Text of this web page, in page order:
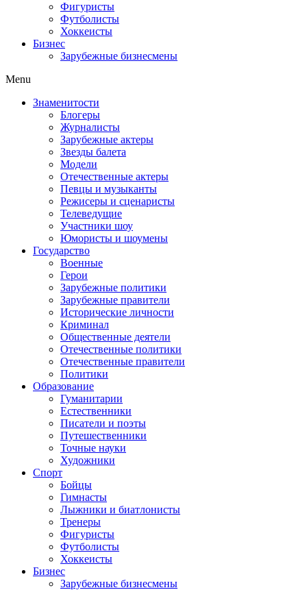
Фигуристы
Футболисты
Хоккеисты
Бизнес
Зарубежные бизнесмены
Menu
Знаменитости
Блогеры
Журналисты
Зарубежные актеры
Звезды балета
Модели
Отечественные актеры
Певцы и музыканты
Режисеры и сценаристы
Телеведущие
Участники шоу
Юмористы и шоумены
Государство
Военные
Герои
Зарубежные политики
Зарубежные правители
Исторические личности
Криминал
Общественные деятели
Отечественные политики
Отечественные правители
Политики
Образование
Гуманитарии
Естественники
Писатели и поэты
Путешественники
Точные науки
Художники
Спорт
Бойцы
Гимнасты
Лыжники и биатлонисты
Тренеры
Фигуристы
Футболисты
Хоккеисты
Бизнес
Зарубежные бизнесмены